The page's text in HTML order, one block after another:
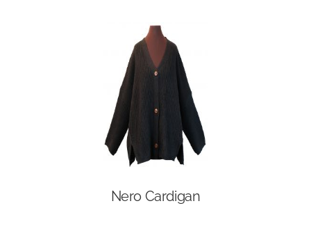
Nero Cardigan